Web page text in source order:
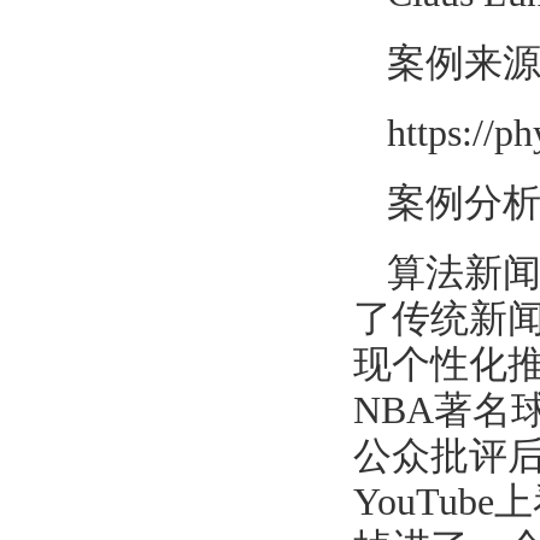
案例来源
https://
案例分析
算法新
了传统新
现个性化
NBA著名
公众批评
YouTube